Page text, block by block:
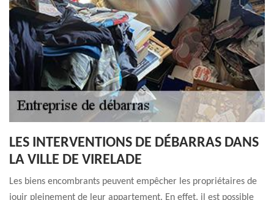
LES INTERVENTIONS DE DÉBARRAS DANS
LA VILLE DE VIRELADE
Les biens encombrants peuvent empêcher les propriétaires de
jouir pleinement de leur appartement. En effet, il est possible